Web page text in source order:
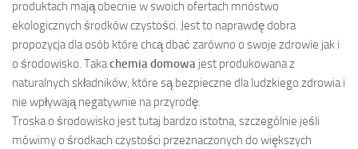
produktach mają obecnie w swoich ofertach mnóstwo
ekologicznych środków czystości. Jest to naprawdę dobra
propozycja dla osób które chcą dbać zarówno o swoje zdrowie jak i
o środowisko. Takachemia domowa jest produkowana z
naturalnych składników, które są bezpieczne dla ludzkiego zdrowia i
nie wpływają negatywnie na przyrodę.
Troska o środowisko jest tutaj bardzo istotna, szczególnie jeśli
mówimy o środkach czystości przeznaczonych do większych